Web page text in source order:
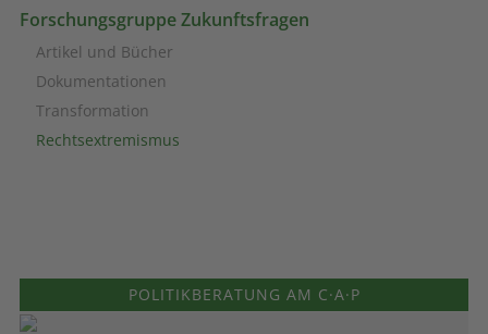
Forschungsgruppe Zukunftsfragen
Artikel und Bücher
Dokumentationen
Transformation
Rechtsextremismus
POLITIKBERATUNG AM C·A·P